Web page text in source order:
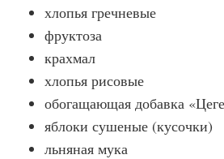
хлопья гречневые
фруктоза
крахмал
хлопья рисовые
обогащающая добавка
яблоки сушеные (кусочки)
льняная мука